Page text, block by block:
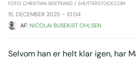
FOTO: CHRISTIAN BERTRAND / SHUTTERSTOCK.COM
15. DECEMBER 2025 – 10:04
AF: NICOLAI BUSEKIST OHLSEN
Selvom han er helt klar igen, har